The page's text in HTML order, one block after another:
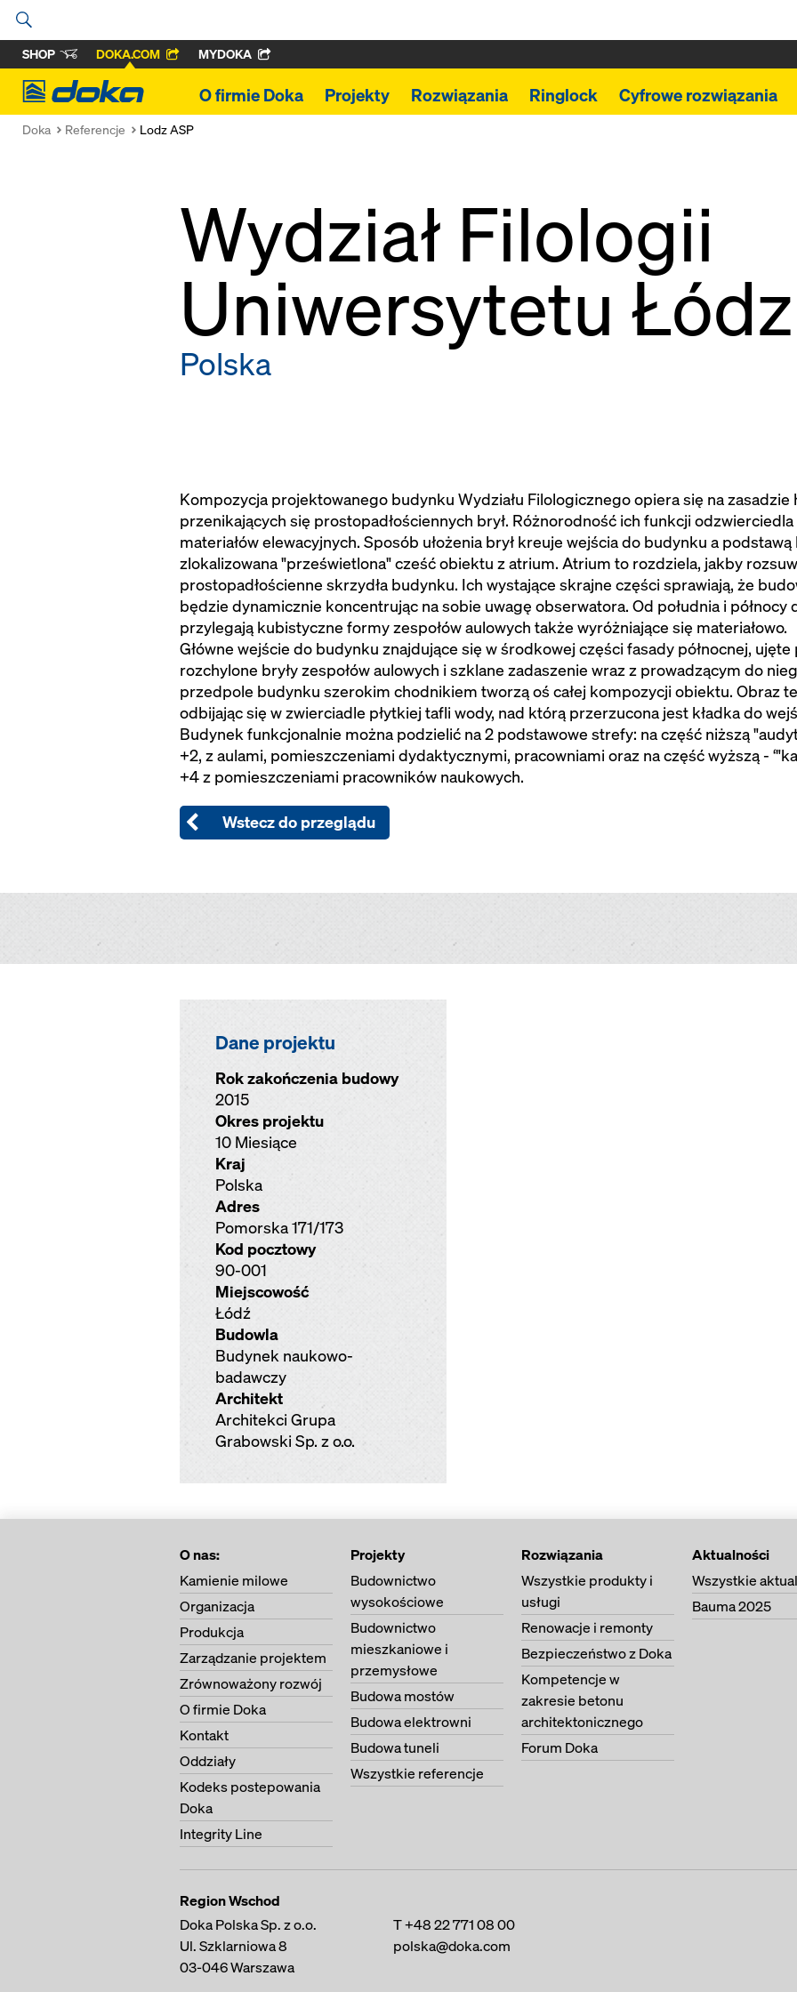
SHOP DOKA.COM MYDOKA
Doka
O firmie Doka Projekty Rozwiązania Ringlock Cyfrowe rozwiązania
Doka Referencje Lodz ASP
Wydział Filologii
Uniwersytetu
Polska
Kompozycja projektowanego budynku Wydziału Filologicznego opiera się na
przenikających się prostopadłościennych brył. Różnorodność ich funkcji
materiałów elewacyjnych. Sposób ułożenia brył kreuje wejścia do budynku a
zlokalizowana "prześwietlona" cześć obiektu z atrium. Atrium to rozdziela, jakby
prostopadłościenne skrzydła budynku. Ich wystające skrajne części sprawiają, że
będzie dynamicznie koncentrując na sobie uwagę obserwatora. Od południa i
przylegają kubistyczne formy zespołów aulowych także wyróżniające się materiałowo.
Główne wejście do budynku znajdujące się w środkowej części fasady północnej,
rozchylone bryły zespołów aulowych i szklane zadaszenie wraz z prowadzącym do
przedpole budynku szerokim chodnikiem tworzą oś całej kompozycji obiektu. Obraz
odbijając się w zwierciadle płytkiej tafli wody, nad którą przerzucona jest kładka do
Budynek funkcjonalnie można podzielić na 2 podstawowe strefy: na część niższą
+2, z aulami, pomieszczeniami dydaktycznymi, pracowniami oraz na część wyższą -
+4 z pomieszczeniami pracowników naukowych.
Wstecz do przeglądu
Dane projektu
Rok zakończenia budowy
2015
Okres projektu
10 Miesiące
Kraj
Polska
Adres
Pomorska 171/173
Kod pocztowy
90-001
Miejscowość
Łódź
Budowla
Budynek naukowo-
badawczy
Architekt
Architekci Grupa
Grabowski Sp. z o.o.
O nas:
Kamienie milowe
Organizacja
Produkcja
Zarządzanie projektem
Zrównoważony rozwój
O firmie Doka
Kontakt
Oddziały
Kodeks postepowania
Doka
Integrity Line
Projekty
Budownictwo
wysokościowe
Budownictwo
mieszkaniowe i
przemysłowe
Budowa mostów
Budowa elektrowni
Budowa tuneli
Wszystkie referencje
Rozwiązania
Wszystkie produkty i
usługi
Renowacje i remonty
Bezpieczeństwo z Doka
Kompetencje w
zakresie betonu
architektonicznego
Forum Doka
Aktualności
Wszystkie
Bauma 2025
Region Wschod
Doka Polska Sp. z o.o.
Ul. Szklarniowa 8
03-046Warszawa
T+48 22 771 08 00
polska@doka.com